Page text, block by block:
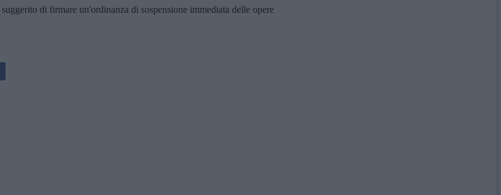
di firmare un'ordinanza di sospensione immediata delle opere